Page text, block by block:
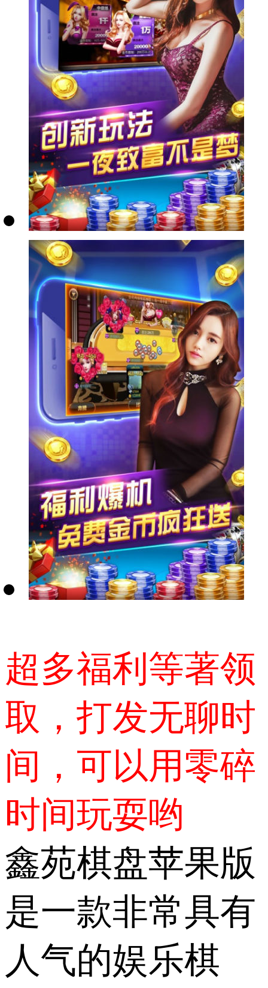
超多福利等著领
取，打发无聊时
间，可以用零碎
时间玩耍哟
鑫苑棋盘苹果版
是一款非常具有
人气的娱乐棋